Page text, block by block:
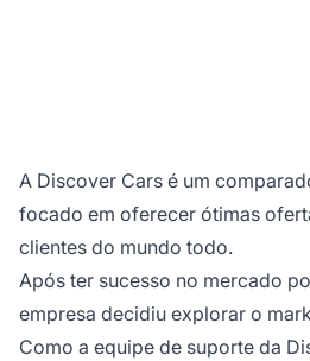
A Discover Cars é um
focado em oferecer ótimas
clientes do mundo todo.
Após ter sucesso no mercado
empresa decidiu explorar o
Como a equipe de suporte da